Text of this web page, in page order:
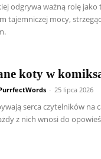
odgrywa ważną rolę jako
tajemniczej mocy,
koty w
- 25 lipca 2026
serca czytelników na
z nich wnosi do